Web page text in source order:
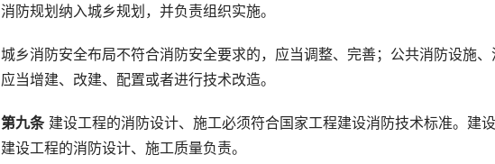
消防规划纳入城乡规划，并负责组织实施。
城乡消防安全布局不符合消防安全要求的，应当调整、完善；公共消防设施、
应当增建、改建、配置或者进行技术改造。
第九条 建设工程的消防设计、施工必须符合国家工程建设消防技术标准。建
建设工程的消防设计、施工质量负责。